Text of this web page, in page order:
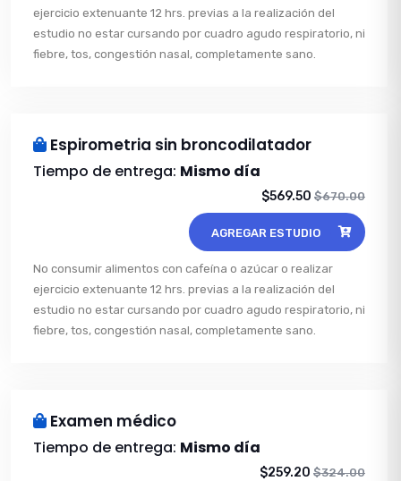
ejercicio extenuante 12 hrs. previas a la realización del
estudio no estar cursando por cuadro agudo respiratorio, ni
fiebre, tos, congestión nasal, completamente sano.
Espirometria sin broncodilatador
Tiempo de entrega: Mismo día
$569.50 $670.00
AGREGAR ESTUDIO
No consumir alimentos con cafeína o azúcar o realizar
ejercicio extenuante 12 hrs. previas a la realización del
estudio no estar cursando por cuadro agudo respiratorio, ni
fiebre, tos, congestión nasal, completamente sano.
Examen médico
Tiempo de entrega: Mismo día
$259.20 $324.00